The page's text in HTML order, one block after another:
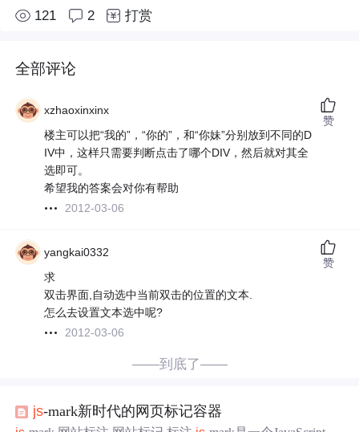
121 2 打赏
全部评论
xzhaoxinxinx
楼主可以把“我的”，“你的”，和“你妹”分别放到不同的D
IV中，这样只需要判断点击了哪个DIV，然后就对其全
选即可。
希望我的答案会对你有帮助
2012-03-06
赞
yangkai0332
求
双击界面,自动选中当前双击的位置的文本.
怎么去设置文本选中呢?
2012-03-06
赞
——到底了——
js-mark新时代的网页标记容器